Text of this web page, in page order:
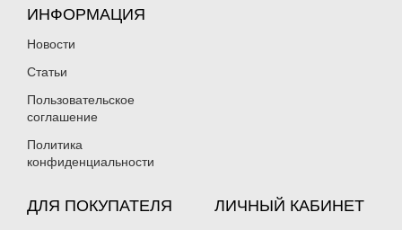
ИНФОРМАЦИЯ
Новости
Статьи
Пользовательское
соглашение
Политика
конфиденциальности
ДЛЯ ПОКУПАТЕЛЯ ЛИЧНЫЙ КАБИНЕТ